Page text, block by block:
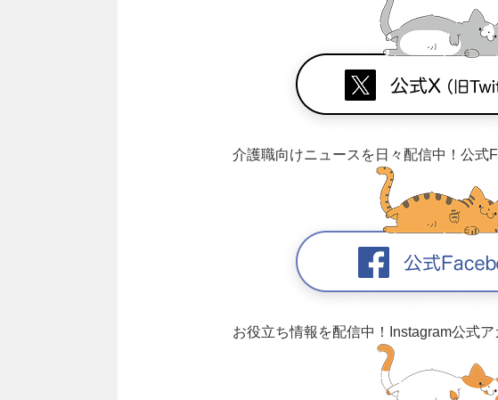
介護職向けニュースを日々配信中！ 公式
お役立ち情報を配信中！ Instagram公式